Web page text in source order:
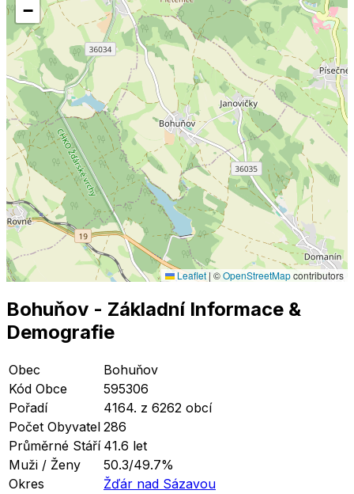
−
Leaflet | ©OpenStreetMapcontributors
Bohuňov - Základní Informace &
Demografie
Obec
Bohuňov
Kód Obce
595306
Pořadí
4164. z 6262 obcí
Počet Obyvatel 286
Průměrné Stáří 41.6 let
Muži / Ženy
50.3/49.7%
Okres
Žďár nad Sázavou